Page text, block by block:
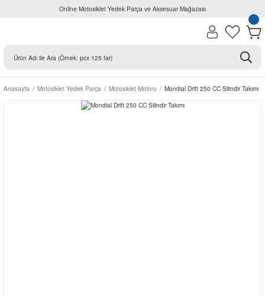
Online Motosiklet Yedek Parça ve Aksesuar Mağazası
Anasayfa Motosiklet Yedek Parça Motosiklet Motoru Mondial Drift 250 CC Silindir Takımı